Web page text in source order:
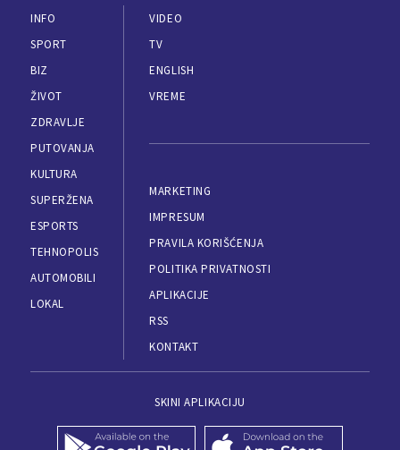
INFO
SPORT
BIZ
ŽIVOT
ZDRAVLJE
PUTOVANJA
KULTURA
SUPERŽENA
ESPORTS
TEHNOPOLIS
AUTOMOBILI
LOKAL
VIDEO
TV
ENGLISH
VREME
MARKETING
IMPRESUM
PRAVILA KORIŠĆENJA
POLITIKA PRIVATNOSTI
APLIKACIJE
RSS
KONTAKT
SKINI APLIKACIJU